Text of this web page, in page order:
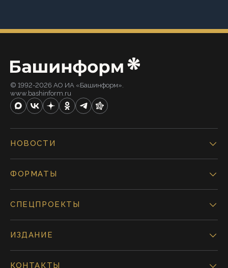
© 1992-2026 АО ИА «Башинформ».
www.bashinform.ru
НОВОСТИ
ФОРМАТЫ
СПЕЦПРОЕКТЫ
ИЗДАНИЕ
КОНТАКТЫ